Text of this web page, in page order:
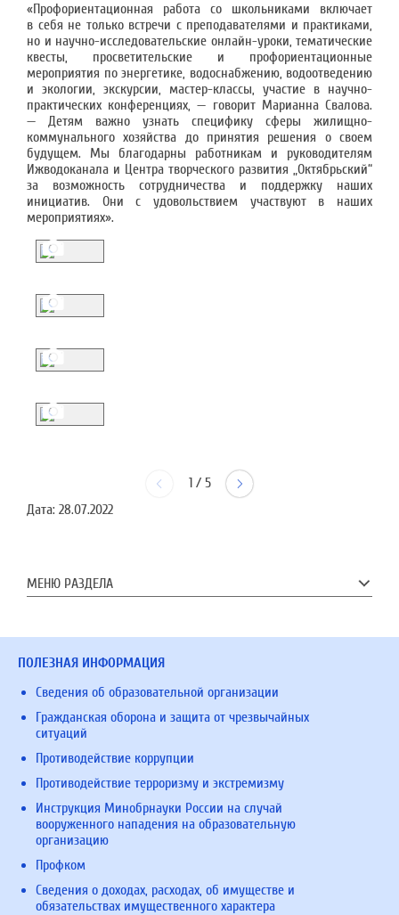
«Профориентационная работа со школьниками включает
в себя не только встречи с преподавателями и практиками,
но и научно-исследовательские онлайн-уроки, тематические
квесты, просветительские и профориентационные
мероприятия по энергетике, водоснабжению, водоотведению
и экологии, экскурсии, мастер-классы, участие в научно-
практических конференциях, — говорит Марианна Свалова.
— Детям важно узнать специфику сферы жилищно-
коммунального хозяйства до принятия решения о своем
будущем. Мы благодарны работникам и руководителям
Ижводоканала и Центра творческого развития „Октябрьский“
за возможность сотрудничества и поддержку наших
инициатив. Они с удовольствием участвуют в наших
мероприятиях».
1/ 5
Дата: 28.07.2022
МЕНЮ РАЗДЕЛА
ПОЛЕЗНАЯ ИНФОРМАЦИЯ
Сведения об образовательной организации
Гражданская оборона и защита от чрезвычайных
ситуаций
Противодействие коррупции
Противодействие терроризму и экстремизму
Инструкция Минобрнауки России на случай
вооруженного нападения на образовательную
организацию
Профком
Сведения о доходах, расходах, об имуществе и
обязательствах имущественного характера